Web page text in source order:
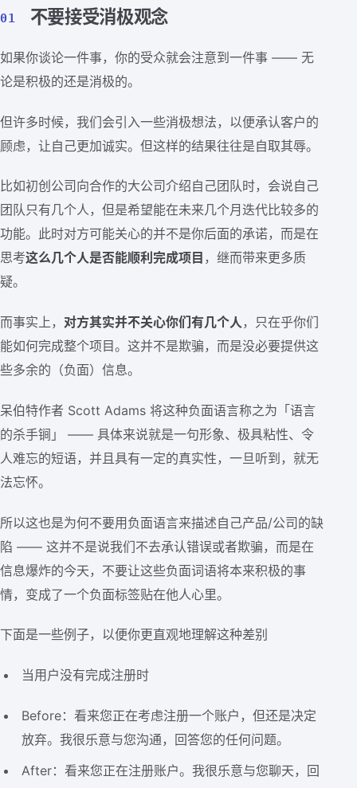
01 不要接受消极观念
如果你谈论一件事，你的受众就会注意到一件事 —— 无
论是积极的还是消极的。
但许多时候，我们会引入一些消极想法，以便承认客户的
顾虑，让自己更加诚实。但这样的结果往往是自取其辱。
比如初创公司向合作的大公司介绍自己团队时，会说自己
团队只有几个人，但是希望能在未来几个月迭代比较多的
功能。此时对方可能关心的并不是你后面的承诺，而是在
思考这么几个人是否能顺利完成项目 ，继而带来更多质
疑。
而事实上， 对方其实并不关心你们有几个人 ，只在乎你们
能如何完成整个项目。这并不是欺骗，而是没必要提供这
些多余的（负面）信息。
呆伯特作者 Scott Adams 将这种负面语言称之为「语言
的杀手锏」 —— 具体来说就是一句形象、极具粘性、令
人难忘的短语，并且具有一定的真实性，一旦听到，就无
法忘怀。
所以这也是为何不要用负面语言来描述自己产品/公司的缺
陷 —— 这并不是说我们不去承认错误或者欺骗，而是在
信息爆炸的今天，不要让这些负面词语将本来积极的事
情，变成了一个负面标签贴在他人心里。
下面是一些例子，以便你更直观地理解这种差别
当用户没有完成注册时
Before：看来您正在考虑注册一个账户，但还是决定
放弃。我很乐意与您沟通，回答您的任何问题。
After：看来您正在注册账户。我很乐意与您聊天，回